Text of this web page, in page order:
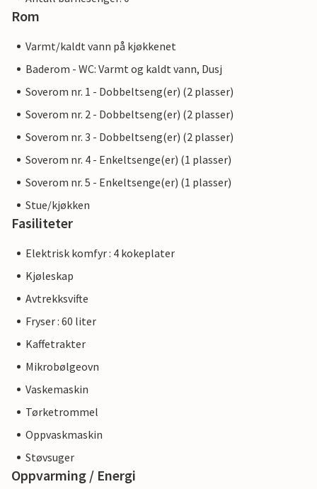
Rom
Varmt/kaldt vann på kjøkkenet
Baderom - WC: Varmt og kaldt vann, Dusj
Soverom nr. 1 - Dobbeltseng(er) (2 plasser)
Soverom nr. 2 - Dobbeltseng(er) (2 plasser)
Soverom nr. 3 - Dobbeltseng(er) (2 plasser)
Soverom nr. 4 - Enkeltsenge(er) (1 plasser)
Soverom nr. 5 - Enkeltsenge(er) (1 plasser)
Stue/kjøkken
Fasiliteter
Elektrisk komfyr : 4 kokeplater
Kjøleskap
Avtrekksvifte
Fryser : 60 liter
Kaffetrakter
Mikrobølgeovn
Vaskemaskin
Tørketrommel
Oppvaskmaskin
Støvsuger
Oppvarming / Energi